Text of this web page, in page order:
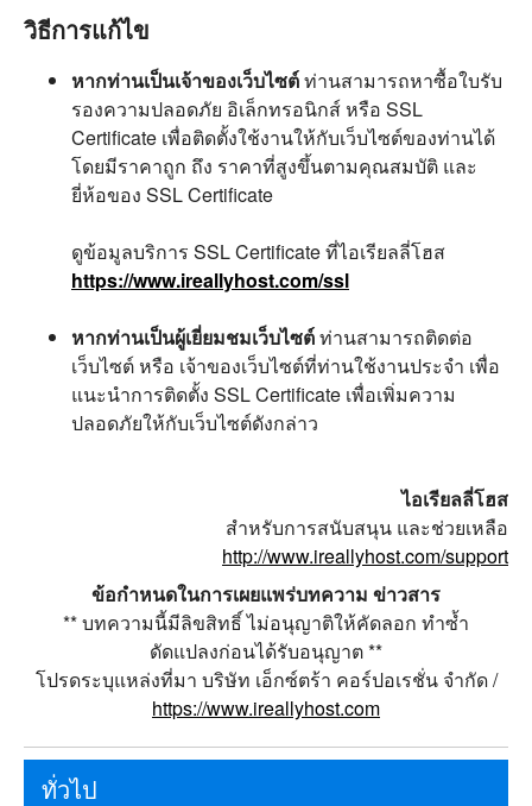
วิธีการแก้ไข
หากท่านเป็นเจ้าของเว็บไซต์ท่านสามารถหาซื้อใบรับ
รองความปลอดภัย อิเล็กทรอนิกส์ หรือ SSL
Certificate เพื่อติดตั้งใช้งานให้กับเว็บไซต์ของท่านได้
โดยมีราคาถูก ถึง ราคาที่สูงขึ้นตามคุณสมบัติ และ
ยี่ห้อของ SSL Certificate
ดูข้อมูลบริการ SSL Certificate ที่ไอเรียลลี่โฮส
https://www.ireallyhost.com/ssl
หากท่านเป็นผู้เยี่ยมชมเว็บไซต์ท่านสามารถติดต่อ
เว็บไซต์ หรือ เจ้าของเว็บไซต์ที่ท่านใช้งานประจำ เพื่อ
แนะนำการติดตั้ง SSL Certificate เพื่อเพิ่มความ
ปลอดภัยให้กับเว็บไซต์ดังกล่าว
ไอเรียลลี่โฮส
สำหรับการสนับสนุน และช่วยเหลือ
http://www.ireallyhost.com/support
ข้อกำหนดในการเผยแพร่บทความ ข่าวสาร
** บทความนี้มีลิขสิทธิ์ ไม่อนุญาติให้คัดลอก ทำซ้ำ
ดัดแปลงก่อนได้รับอนุญาต **
โปรดระบุแหล่งที่มา บริษัท เอ็กซ์ตร้า คอร์ปอเรชั่น จำกัด /
https://www.ireallyhost.com
ทั่วไป